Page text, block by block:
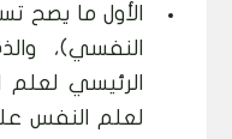
الأول ما يصح
النفسي)،
الرئيسي لعلم
لعلم النفس